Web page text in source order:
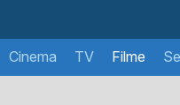
Cinema TV Filme